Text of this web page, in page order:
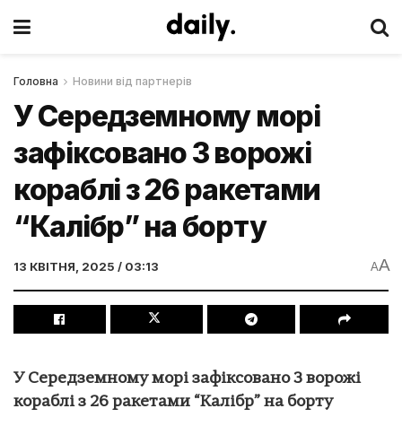
Головна Новини від партнерів
У Середземному морі
зафіксовано 3 ворожі
кораблі з 26 ракетами
“Калібр” на борту
13 КВІТНЯ, 2025 / 03:13 AA
У Середземному морі зафіксовано 3 ворожі
кораблі з 26 ракетами “Калібр” на борту